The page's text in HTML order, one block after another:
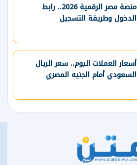
منصة مصر الرقمية 2026.. رابط
الدخول وطريقة التسجيل
أسعار العملات اليوم.. سعر الريال
السعودي أمام الجنيه المصري